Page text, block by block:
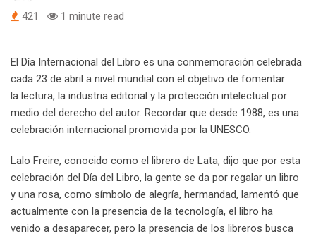
421 1 minute read
El Día Internacional del Libro es una conmemoración celebrada
cada 23 de abril a nivel mundial con el objetivo de fomentar
la lectura, la industria editorial y la protección intelectual por
medio del derecho del autor. Recordar que desde 1988, es una
celebración internacional promovida por la UNESCO.
Lalo Freire, conocido como el librero de Lata, dijo que por esta
celebración del Día del Libro, la gente se da por regalar un libro
y una rosa, como símbolo de alegría, hermandad, lamentó que
actualmente con la presencia de la tecnología, el libro ha
venido a desaparecer, pero la presencia de los libreros busca